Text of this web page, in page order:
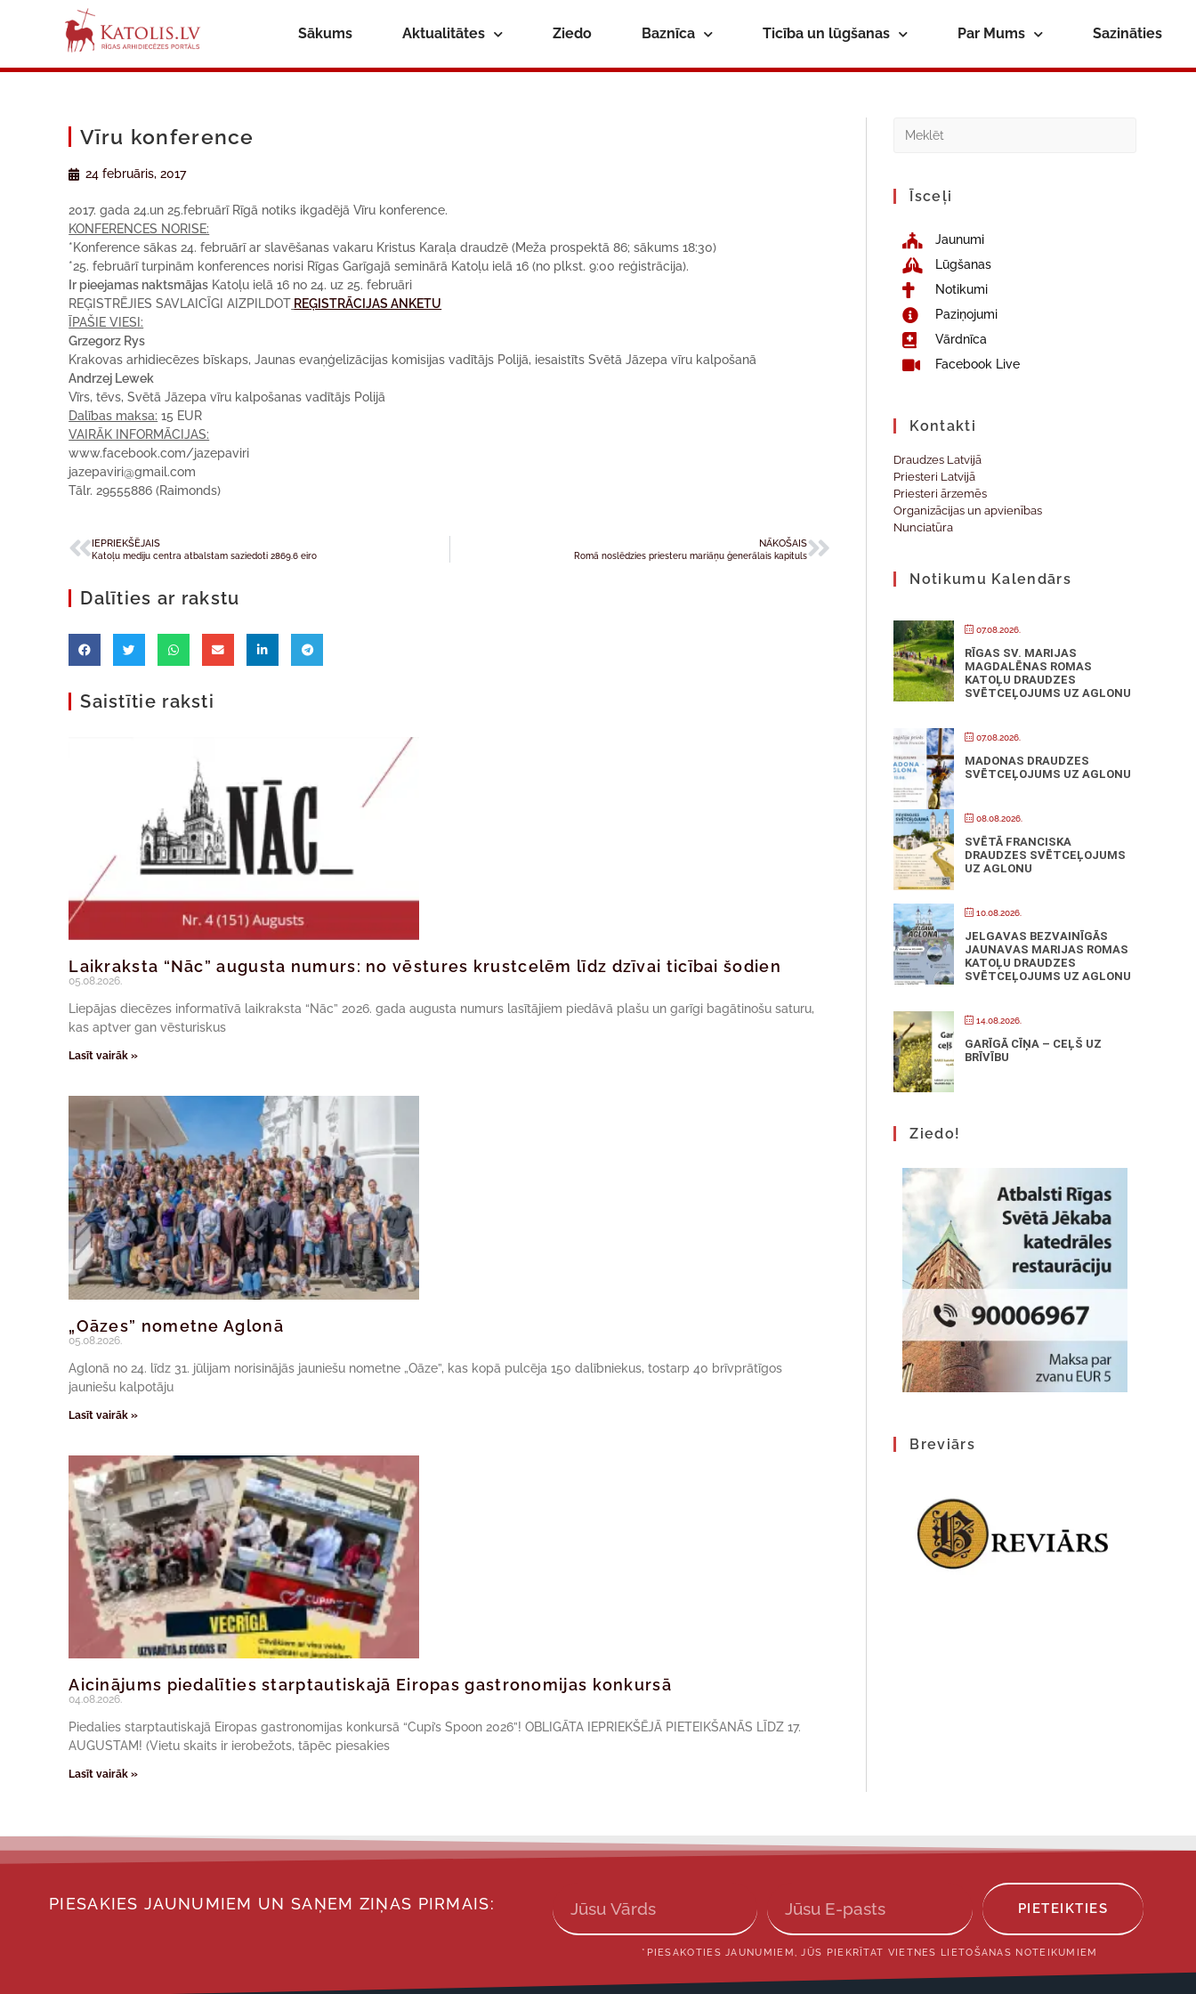
Sākums Aktualitātes Ziedo Baznīca Ticība un lūgšanas Par Mums Sazināties
Vīru konference
24 februāris, 2017
2017. gada 24.un 25.februārī Rīgā notiks ikgadējā Vīru konference.
KONFERENCES NORISE:
*Konference sākas 24. februārī ar slavēšanas vakaru Kristus Karaļa draudzē (Meža prospektā 86; sākums 18:30)
*25. februārī turpinām konferences norisi Rīgas Garīgajā seminārā Katoļu ielā 16 (no plkst. 9:00 reģistrācija).
Ir pieejamas naktsmājas Katoļu ielā 16 no 24. uz 25. februāri
REĢISTRĒJIES SAVLAICĪGI AIZPILDOT REĢISTRĀCIJAS ANKETU
ĪPAŠIE VIESI:
Grzegorz Rys
Krakovas arhidiecēzes bīskaps, Jaunas evaņģelizācijas komisijas vadītājs Polijā, iesaistīts Svētā Jāzepa vīru kalpošanā
Andrzej Lewek
Vīrs, tēvs, Svētā Jāzepa vīru kalpošanas vadītājs Polijā
Dalības maksa: 15 EUR
VAIRĀK INFORMĀCIJAS:
www.facebook.com/jazepaviri
jazepaviri@gmail.com
Tālr. 29555886 (Raimonds)
IEPRIEKŠĒJAIS
Katoļu mediju centra atbalstam saziedoti 2869.6 eiro
NĀKOŠAIS
Romā noslēdzies priesteru mariāņu ģenerālais kapituls
Dalīties ar rakstu
Saistītie raksti
Laikraksta “Nāc” augusta numurs: no vēstures krustcelēm līdz dzīvai ticībai šodien
05.08.2026.
Liepājas diecēzes informatīvā laikraksta “Nāc” 2026. gada augusta numurs lasītājiem piedāvā plašu un garīgi bagātinošu saturu,
kas aptver gan vēsturiskus
Lasīt vairāk »
„Oāzes” nometne Aglonā
05.08.2026.
Aglonā no 24. līdz 31. jūlijam norisinājās jauniešu nometne „Oāze”, kas kopā pulcēja 150 dalībniekus, tostarp 40 brīvprātīgos
jauniešu kalpotāju
Lasīt vairāk »
Aicinājums piedalīties starptautiskajā Eiropas gastronomijas konkursā
04.08.2026.
Piedalies starptautiskajā Eiropas gastronomijas konkursā “Cupi’s Spoon 2026”! OBLIGĀTA IEPRIEKŠĒJĀ PIETEIKŠANĀS LĪDZ 17.
AUGUSTAM! (Vietu skaits ir ierobežots, tāpēc piesakies
Lasīt vairāk »
Īsceļi
Jaunumi
Lūgšanas
Notikumi
Paziņojumi
Vārdnīca
Facebook Live
Kontakti
Draudzes Latvijā
Priesteri Latvijā
Priesteri ārzemēs
Organizācijas un apvienības
Nunciatūra
Notikumu Kalendārs
07.08.2026.
RĪGAS SV. MARIJAS
MAGDALĒNAS ROMAS
KATOĻU DRAUDZES
SVĒTCEĻOJUMS UZ AGLONU
07.08.2026.
MADONAS DRAUDZES
SVĒTCEĻOJUMS UZ AGLONU
08.08.2026.
SVĒTĀ FRANCISKA
DRAUDZES SVĒTCEĻOJUMS
UZ AGLONU
10.08.2026.
JELGAVAS BEZVAINĪGĀS
JAUNAVAS MARIJAS ROMAS
KATOĻU DRAUDZES
SVĒTCEĻOJUMS UZ AGLONU
14.08.2026.
GARĪGĀ CĪŅA – CEĻŠ UZ
BRĪVĪBU
Ziedo!
Breviārs
PIESAKIES JAUNUMIEM UN SAŅEM ZIŅAS PIRMAIS: PIETEIKTIES
*PIESAKOTIES JAUNUMIEM, JŪS PIEKRĪTAT VIETNES LIETOŠANAS NOTEIKUMIEM